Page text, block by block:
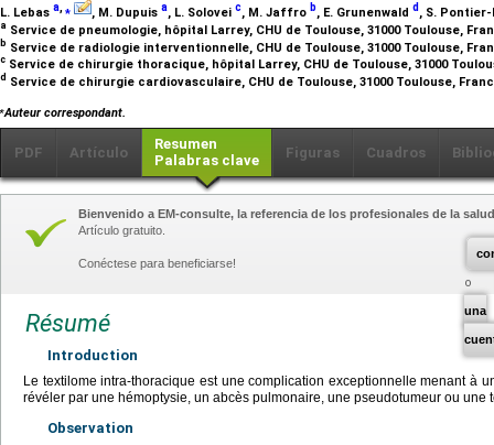
L. Lebas a,⁎ , M. Dupuis a, L. Solovei c, M. Jaffro b, E. Grunenwald d , S.
a Service de pneumologie, hôpital Larrey, CHU de Toulouse, 31000 Toulouse,
b Service de radiologie interventionnelle, CHU de Toulouse, 31000 Toulouse,
c Service de chirurgie thoracique, hôpital Larrey, CHU de Toulouse, 31000
d Service de chirurgie cardiovasculaire, CHU de Toulouse, 31000 Toulouse,
⁎Auteur correspondant.
PDF Artículo
Resumen
Palabras clave
Figuras Cuadros
una
Bienvenido a EM-consulte, la referencia de los profesionales de la
Artículo gratuito.
Conéctese para beneficiarse!
Résumé
Introduction
Le textilome intra-thoracique est une complication exceptionnelle menant à
révéler par une hémoptysie, un abcès pulmonaire, une pseudotumeur ou une
Observation